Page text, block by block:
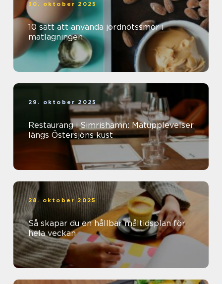
30. oktober 2025
10 sätt att använda jordnötssmör i
matlagningen
29. oktober 2025
Restaurang i Simrishamn: Matupplevelser
längs Östersjöns kust
28. oktober 2025
Så skapar du en hållbar måltidsplan för
hela veckan